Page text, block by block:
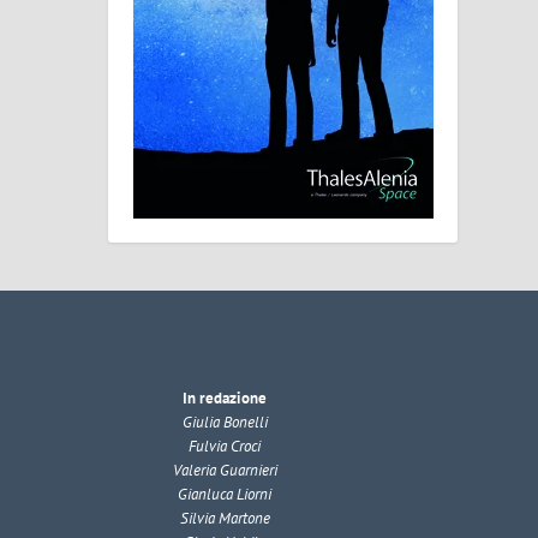
In redazione
Giulia Bonelli
Fulvia Croci
Valeria Guarnieri
Gianluca Liorni
Silvia Martone